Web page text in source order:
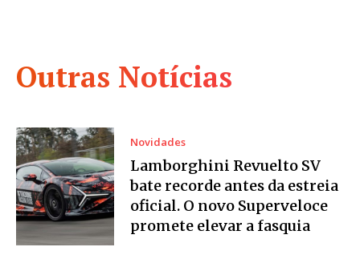
Outras Notícias
Novidades
Lamborghini Revuelto SV
bate recorde antes da estreia
oficial. O novo Superveloce
promete elevar a fasquia